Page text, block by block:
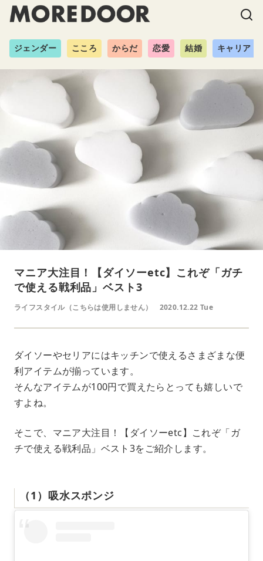
ジェンダー こころ からだ 恋愛 結婚 キャリア
マニア大注目！【ダイソーetc】これぞ「ガチ
で使える戦利品」ベスト3
ライフスタイル（こちらは使用しません） 2020.12.22 Tue
ダイソーやセリアにはキッチンで使えるさまざまな便
利アイテムが揃っています。
そんなアイテムが100円で買えたらとっても嬉しいで
すよね。
そこで、マニア大注目！【ダイソーetc】これぞ「ガ
チで使える戦利品」ベスト3をご紹介します。
（1）吸水スポンジ